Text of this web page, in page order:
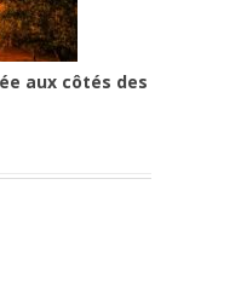
aux côtés des